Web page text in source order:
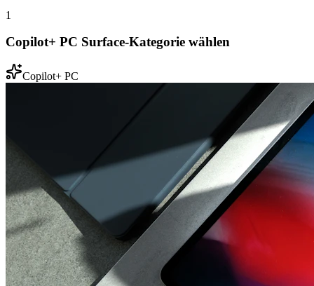
1
Copilot+ PC Surface-Kategorie wählen
Copilot+ PC